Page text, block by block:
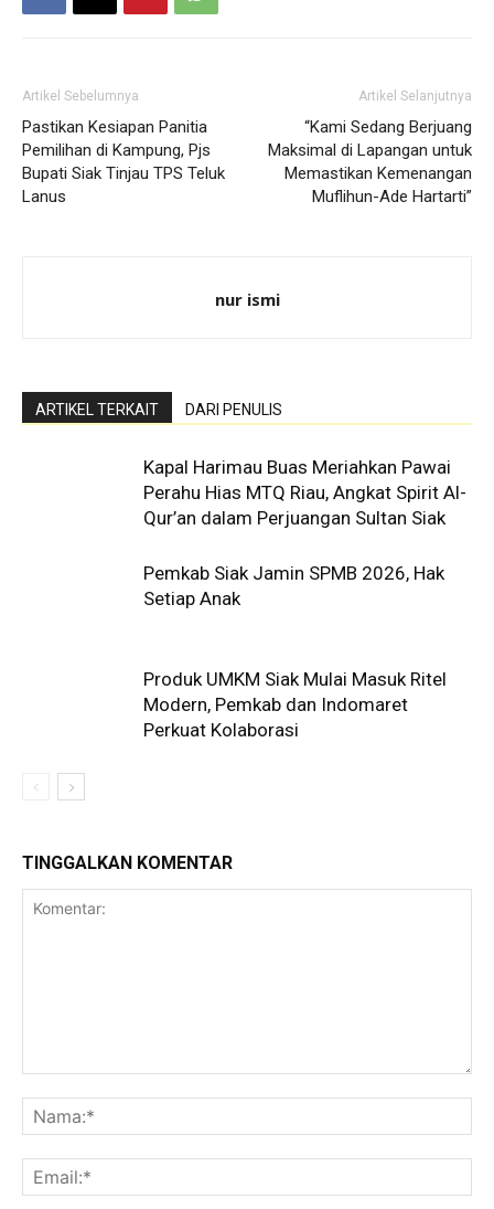
Artikel Sebelumnya
Pastikan Kesiapan Panitia
Pemilihan di Kampung, Pjs
Bupati Siak Tinjau TPS Teluk
Lanus
Artikel Selanjutnya
“Kami Sedang Berjuang
Maksimal di Lapangan untuk
Memastikan Kemenangan
Muflihun-Ade Hartarti”
nur ismi
ARTIKEL TERKAIT DARI PENULIS
Kapal Harimau Buas Meriahkan Pawai
Perahu Hias MTQ Riau, Angkat Spirit Al-
Qur’an dalam Perjuangan Sultan Siak
Pemkab Siak Jamin SPMB 2026, Hak
Setiap Anak
Produk UMKM Siak Mulai Masuk Ritel
Modern, Pemkab dan Indomaret
Perkuat Kolaborasi
TINGGALKAN KOMENTAR